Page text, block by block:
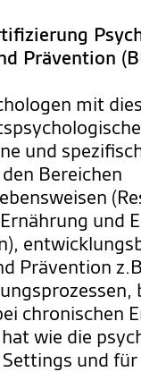
Prävention
mit
und
Bereichen
und
Prävention
chronischen
wie die
und